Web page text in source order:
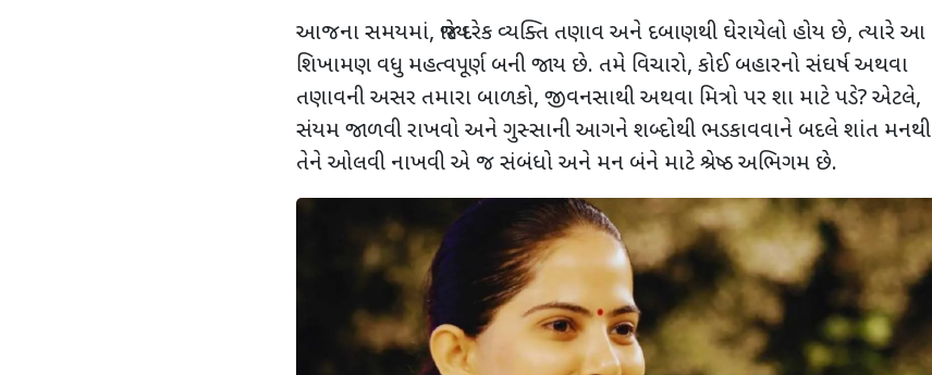
આજના સમયમાં, જ્યારે દરેક વ્યક્તિ તણાવ અને દબાણથી ઘેરાયેલો હોય છે, ત્યારે આ
શિખામણ વધુ મહત્વપૂર્ણ બની જાય છે. તમે વિચારો, કોઈ બહારનો સંઘર્ષ અથવા
તણાવની અસર તમારા બાળકો, જીવનસાથી અથવા મિત્રો પર શા માટે પડે?એટલે,
સંયમ જાળવી રાખવો અને ગુસ્સાની આગને શબ્દોથી ભડકાવવાને બદલે શાંત મનથી
તેને ઓલવી નાખવી એ જ સંબંધો અને મન બંને માટે શ્રેષ્ઠ અભિગમ છે.